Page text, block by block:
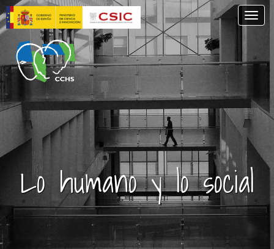
Pasar
al
contenido
principal
Lo humano y lo social